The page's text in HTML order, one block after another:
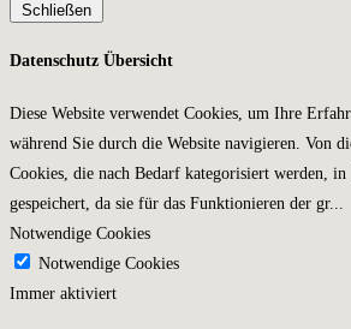
Schließen
Datenschutz Übersicht
Diese Website verwendet Cookies, um Ihre
während Sie durch die Website navigieren. Von
Cookies, die nach Bedarf kategorisiert werden,
gespeichert, da sie für das Funktionieren der gr...
Notwendige Cookies
Notwendige Cookies
Immer aktiviert